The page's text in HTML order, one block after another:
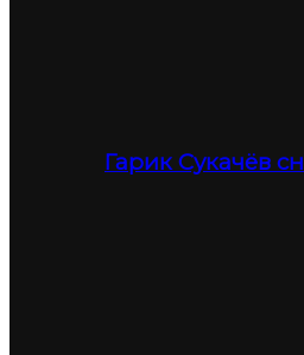
Гарик Сукачёв